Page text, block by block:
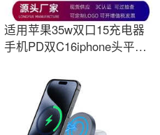
适用苹果35w双口15充电器
手机PD双C16iphone头平板